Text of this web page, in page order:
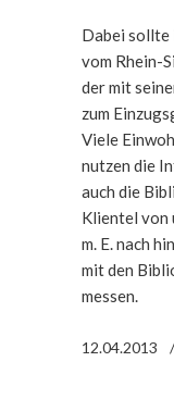
Dabei sollte
vom Rhein-
der mit
zum
Viele
nutzen die
auch die
Klientel von
m. E. nach
mit den
messen.
12.04.2013